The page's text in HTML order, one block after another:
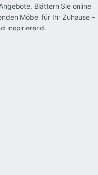
Blättern Sie online
Möbel für Ihr Zuhause –
inspirierend.